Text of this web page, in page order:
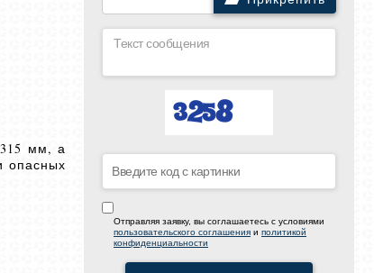
мм, а
опасных
Отправляя заявку, вы соглашаетесь с условиями
пользовательского соглашения и политикой
конфиденциальности